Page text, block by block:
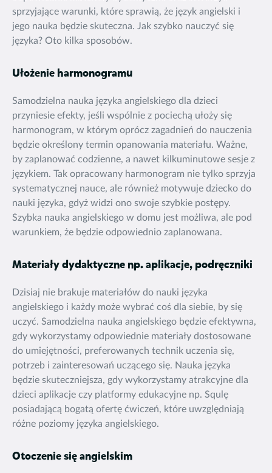
sprzyjające warunki, które sprawią, że język angielski i
jego nauka będzie skuteczna. Jak szybko nauczyć się
języka? Oto kilka sposobów.
Ułożenie harmonogramu
Samodzielna nauka języka angielskiego dla dzieci
przyniesie efekty, jeśli wspólnie z pociechą ułoży się
harmonogram, w którym oprócz zagadnień do nauczenia
będzie określony termin opanowania materiału. Ważne,
by zaplanować codzienne, a nawet kilkuminutowe sesje z
językiem. Tak opracowany harmonogram nie tylko sprzyja
systematycznej nauce, ale również motywuje dziecko do
nauki języka, gdyż widzi ono swoje szybkie postępy.
Szybka nauka angielskiego w domu jest możliwa, ale pod
warunkiem, że będzie odpowiednio zaplanowana.
Materiały dydaktyczne np. aplikacje, podręczniki
Dzisiaj nie brakuje materiałów do nauki języka
angielskiego i każdy może wybrać coś dla siebie, by się
uczyć. Samodzielna nauka angielskiego będzie efektywna,
gdy wykorzystamy odpowiednie materiały dostosowane
do umiejętności, preferowanych technik uczenia się,
potrzeb i zainteresowań uczącego się. Nauka języka
będzie skuteczniejsza, gdy wykorzystamy atrakcyjne dla
dzieci aplikacje czy platformy edukacyjne np. Squlę
posiadającą bogatą ofertę ćwiczeń, które uwzględniają
różne poziomy języka angielskiego.
Otoczenie się angielskim